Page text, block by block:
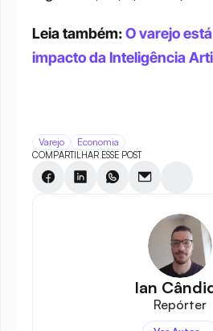
Leia também: O varejo
impacto da Inteligência
Varejo Economia
COMPARTILHAR ESSE POST
Ian
Repórter